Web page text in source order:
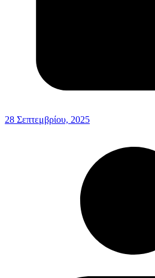
28 Σεπτεμβρίου, 2025